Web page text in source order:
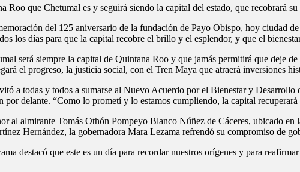
Roo que Chetumal es y seguirá siendo la capital del estado, que recobrará
del 125 aniversario de la fundación de Payo Obispo, hoy ciudad
los días para que la capital recobre el brillo y el esplendor, y que el
será siempre la capital de Quintana Roo y que jamás permitirá que deje
el progreso, la justicia social, con el Tren Maya que atraerá inversiones
a todas y todos a sumarse al Nuevo Acuerdo por el Bienestar y Desarrollo
por delante. “Como lo prometí y lo estamos cumpliendo, la capital
al almirante Tomás Othón Pompeyo Blanco Núñez de Cáceres, ubicado
Hernández, la gobernadora Mara Lezama refrendó su compromiso de
destacó que este es un día para recordar nuestros orígenes y para